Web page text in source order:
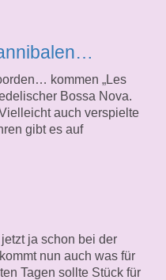
kommen „Les
Bossa Nova.
auch verspielte
gibt es auf
ja schon bei der
nun auch was für
Tagen sollte Stück für